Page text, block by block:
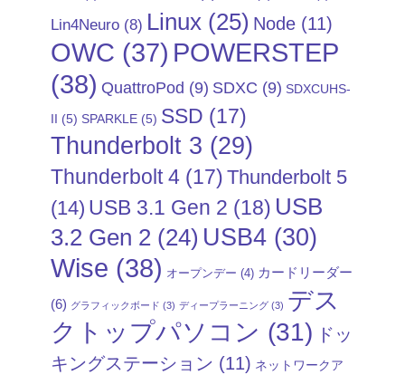
Lin4Neuro (8) Linux (25) Node (11)
OWC (37) POWERSTEP
(38) QuattroPod (9) SDXC (9) SDXCUHS-
II (5) SPARKLE (5) SSD (17)
Thunderbolt 3 (29)
Thunderbolt 4 (17) Thunderbolt 5
(14) USB 3.1 Gen 2 (18) USB
3.2 Gen 2 (24) USB4 (30)
Wise (38) オープンデー (4) カードリーダー
(6) グラフィックボード (3) ディープラーニング (3) デス
クトップパソコン (31) ドッ
キングステーション (11) ネットワークア